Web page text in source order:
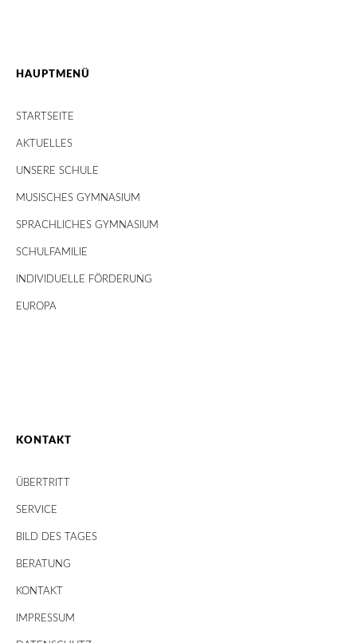
HAUPTMENÜ
STARTSEITE
AKTUELLES
UNSERE SCHULE
MUSISCHES GYMNASIUM
SPRACHLICHES GYMNASIUM
SCHULFAMILIE
INDIVIDUELLE FÖRDERUNG
EUROPA
KONTAKT
ÜBERTRITT
SERVICE
BILD DES TAGES
BERATUNG
KONTAKT
IMPRESSUM